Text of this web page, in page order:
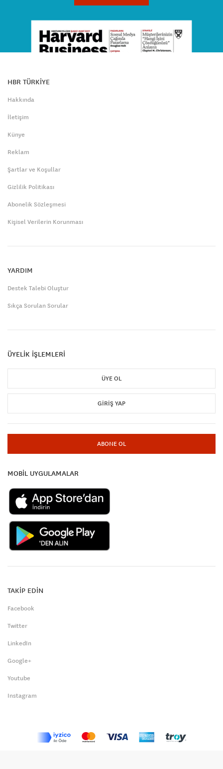
HBR TÜRKİYE
Hakkında
İletişim
Künye
Reklam
Şartlar ve Koşullar
Gizlilik Politikası
Abonelik Sözleşmesi
Kişisel Verilerin Korunması
YARDIM
Destek Talebi Oluştur
Sıkça Sorulan Sorular
ÜYELİK İŞLEMLERİ
ÜYE OL
GIRIŞ YAP
ABONE OL
MOBİL UYGULAMALAR
TAKİP EDİN
Facebook
Twitter
LinkedIn
Google+
Youtube
Instagram